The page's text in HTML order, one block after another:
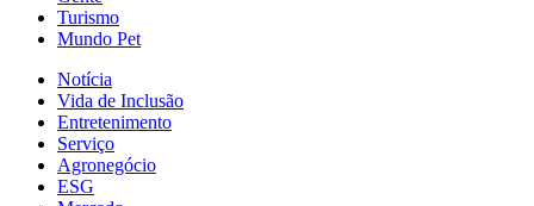
Turismo
Mundo Pet
Notícia
Vida de Inclusão
Entretenimento
Serviço
Agronegócio
ESG